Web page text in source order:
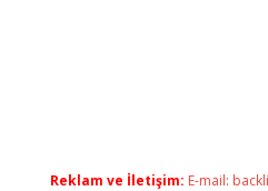
Reklam ve İletişim: E-mail: